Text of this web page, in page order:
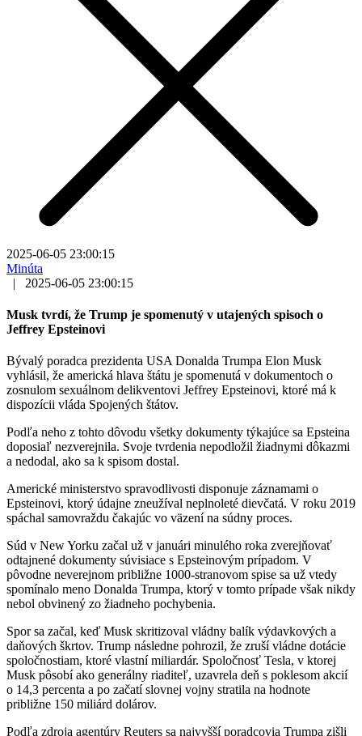
2025-06-05 23:00:15
Minúta
|
2025-06-05 23:00:15
Musk tvrdí, že Trump je spomenutý v utajených spisoch o
Jeffrey Epsteinovi
Bývalý poradca prezidenta USA Donalda Trumpa Elon Musk
vyhlásil, že americká hlava štátu je spomenutá v dokumentoch o
zosnulom sexuálnom delikventovi Jeffrey Epsteinovi, ktoré má k
dispozícii vláda Spojených štátov.
Podľa neho z tohto dôvodu všetky dokumenty týkajúce sa Epsteina
doposiaľ nezverejnila. Svoje tvrdenia nepodložil žiadnymi dôkazmi
a nedodal, ako sa k spisom dostal.
Americké ministerstvo spravodlivosti disponuje záznamami o
Epsteinovi, ktorý údajne zneužíval neplnoleté dievčatá. V roku 2019
spáchal samovraždu čakajúc vo väzení na súdny proces.
Súd v New Yorku začal už v januári minulého roka zverejňovať
odtajnené dokumenty súvisiace s Epsteinovým prípadom. V
pôvodne neverejnom približne 1000-stranovom spise sa už vtedy
spomínalo meno Donalda Trumpa, ktorý v tomto prípade však nikdy
nebol obvinený zo žiadneho pochybenia.
Spor sa začal, keď Musk skritizoval vládny balík výdavkových a
daňových škrtov. Trump následne pohrozil, že zruší vládne dotácie
spoločnostiam, ktoré vlastní miliardár. Spoločnosť Tesla, v ktorej
Musk pôsobí ako generálny riaditeľ, uzavrela deň s poklesom akcií
o 14,3 percenta a po začatí slovnej vojny stratila na hodnote
približne 150 miliárd dolárov.
Podľa zdroja agentúry Reuters sa najvyšší poradcovia Trumpa zišli